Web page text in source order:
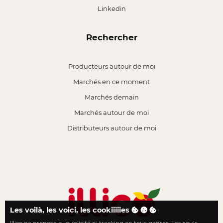
Linkedin
Rechercher
Producteurs autour de moi
Marchés en ce moment
Marchés demain
Marchés autour de moi
Distributeurs autour de moi
Les voilà, les voici, les cookiiiiies